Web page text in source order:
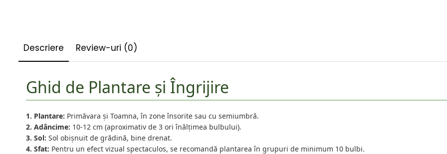
Descriere Review-uri (0)
Ghid de Plantare și Îngrijire
1. Plantare: Primăvara și Toamna, în zone însorite sau cu semiumbră.
2. Adâncime: 10-12 cm (aproximativ de 3 ori înălțimea bulbului).
3. Sol: Sol obișnuit de grădină, bine drenat.
4. Sfat: Pentru un efect vizual spectaculos, se recomandă plantarea în grupuri de minimum 10 bulbi.